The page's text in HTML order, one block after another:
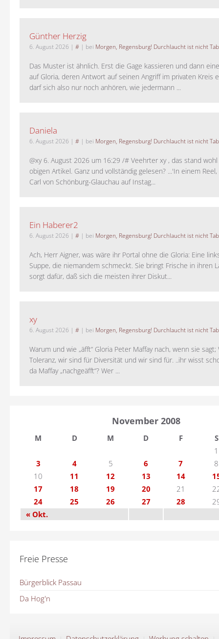
Günther Herzig
6. August 2026 | # | bei Morgen, Regensburg! Durchlaucht ist nicht
Das Muster ist ähnlich. Erst die Gage kassieren und dann
auf Gloria, deren Antwort auf seinen Angriff im privaten Kreis
darf sich also nur noch anhören, wie jedermann ...
Daniela
6. August 2026 | # | bei Morgen, Regensburg! Durchlaucht ist nicht
@xy 6. August 2026 um 16:29 /# Veehrter xy , das stand
obigen Artikel. Ganz und vollständig gelesen? ...'In einem
Carl von Schönburg-Glauchau auf Instag...
Ein Haberer2
6. August 2026 | # | bei Morgen, Regensburg! Durchlaucht ist nicht
Ach, Herr Aigner, was wäre ihr Portal ohne die Gloria: Eine
Suppe, die niemandem schmeckt. Sie bringt Frische in ihren
sorgt dafür, daß sich die meisten ihrer Diskut...
xy
6. August 2026 | # | bei Morgen, Regensburg! Durchlaucht ist nicht
Warum und wie „äfft“ Gloria Peter Maffay nach, wenn sie
Toleranz, wir sind für Diversität und wir sind für. ..ihr wisst
da Maffay „nachgeäfft“? Wer ...
November 2008
M D M D F
S
1
3
4 5 6 7
8
10
11 12 13 14
17
18 19 20 21
24
25 26 27 28
« Okt.
Freie Presse
Bürgerblick Passau
Da Hog'n